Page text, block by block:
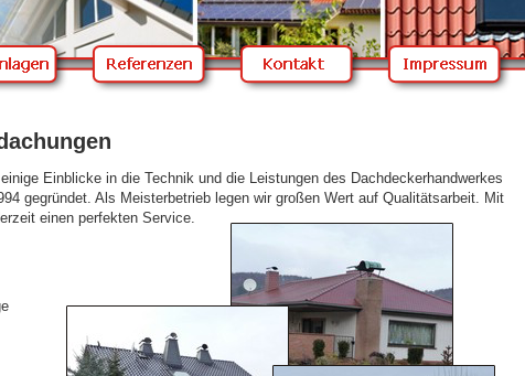
Einblicke in die Technik und die Leistungen des Dachdeckerhandwerkes
gegründet. Als Meisterbetrieb legen wir großen Wert auf Qualitätsarbeit. Mit
einen perfekten Service.